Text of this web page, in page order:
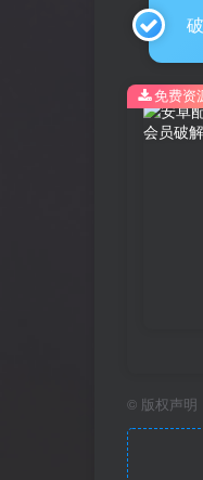
免费资
© 版权声明